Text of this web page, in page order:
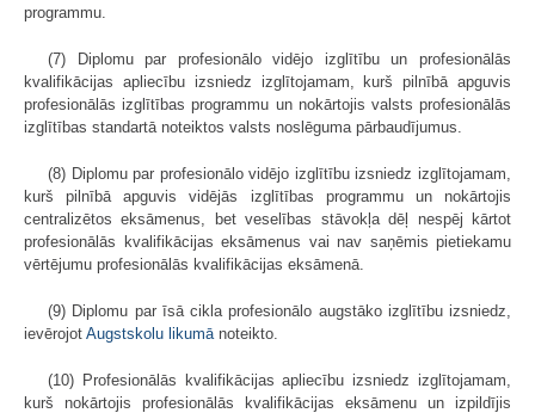
programmu.
(7) Diplomu par profesionālo vidējo izglītību un profesionālās
kvalifikācijas apliecību izsniedz izglītojamam, kurš pilnībā apguvis
profesionālās izglītības programmu un nokārtojis valsts profesionālās
izglītības standartā noteiktos valsts noslēguma pārbaudījumus.
(8) Diplomu par profesionālo vidējo izglītību izsniedz izglītojamam,
kurš pilnībā apguvis vidējās izglītības programmu un nokārtojis
centralizētos eksāmenus, bet veselības stāvokļa dēļ nespēj kārtot
profesionālās kvalifikācijas eksāmenus vai nav saņēmis pietiekamu
vērtējumu profesionālās kvalifikācijas eksāmenā.
(9) Diplomu par īsā cikla profesionālo augstāko izglītību izsniedz,
ievērojot Augstskolu likumā noteikto.
(10) Profesionālās kvalifikācijas apliecību izsniedz izglītojamam,
kurš nokārtojis profesionālās kvalifikācijas eksāmenu un izpildījis